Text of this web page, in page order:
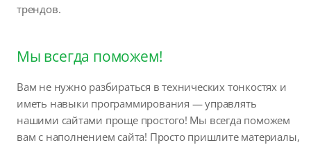
трендов.
Мы всегда поможем!
Вам не нужно разбираться в технических тонкостях и
иметь навыки программирования — управлять
нашими сайтами проще простого! Мы всегда поможем
вам с наполнением сайта! Просто пришлите материалы,